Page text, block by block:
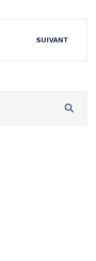
SUIVANT